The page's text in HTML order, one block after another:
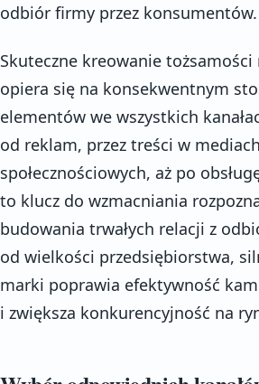
odbiór firmy przez konsumentów.
Skuteczne kreowanie
opiera się na konsekwentnym
elementów we wszystkich
od reklam, przez treści w mediach
społecznościowych, aż po
to klucz do wzmacniania
budowania trwałych relacji z
od wielkości przedsiębiorstwa,
marki poprawia efektywność
i zwiększa konkurencyjność na